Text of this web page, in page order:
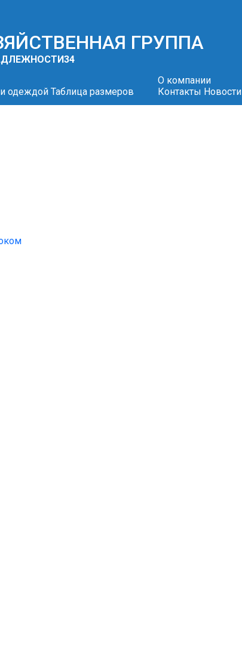
ГРУППА
34
одеждой Таблица размеров
О компании
Контакты Новости